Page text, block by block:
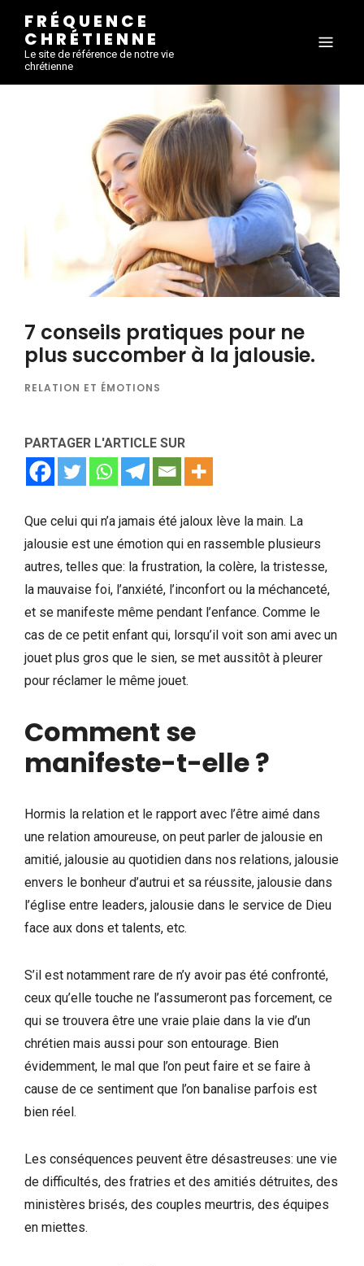
FRÉQUENCE
CHRÉTIENNE
Le site de référence de notre vie
chrétienne
7 conseils pratiques pour ne
plus succomber à la jalousie.
RELATION ET ÉMOTIONS
PARTAGER L'ARTICLE SUR
Que celui qui n’a jamais été jaloux lève la main. La
jalousie est une émotion qui en rassemble plusieurs
autres, telles que: la frustration, la colère, la tristesse,
la mauvaise foi, l’anxiété, l’inconfort ou la méchanceté,
et se manifeste même pendant l’enfance. Comme le
cas de ce petit enfant qui, lorsqu’il voit son ami avec un
jouet plus gros que le sien, se met aussitôt à pleurer
pour réclamer le même jouet.
Comment se
manifeste-t-elle ?
Hormis la relation et le rapport avec l’être aimé dans
une relation amoureuse, on peut parler de jalousie en
amitié, jalousie au quotidien dans nos relations, jalousie
envers le bonheur d’autrui et sa réussite, jalousie dans
l’église entre leaders, jalousie dans le service de Dieu
face aux dons et talents, etc.
S’il est notamment rare de n’y avoir pas été confronté,
ceux qu’elle touche ne l’assumeront pas forcement, ce
qui se trouvera être une vraie plaie dans la vie d’un
chrétien mais aussi pour son entourage. Bien
évidemment, le mal que l’on peut faire et se faire à
cause de ce sentiment que l’on banalise parfois est
bien réel.
Les conséquences peuvent être désastreuses: une vie
de difficultés, des fratries et des amitiés détruites, des
ministères brisés, des couples meurtris, des équipes
en miettes.